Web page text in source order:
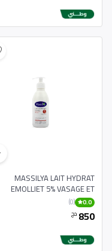
MASSILYA LAIT HYDRAT
EMOLLIET 5% VASAGE ET
CORPS POUS PEAUX SECHES
0.0
(0)
850 دج